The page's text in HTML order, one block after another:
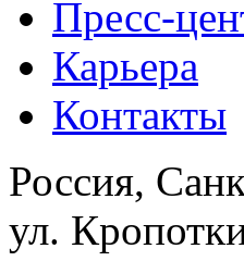
Пресс-
Карьера
Контакты
Россия,
ул.